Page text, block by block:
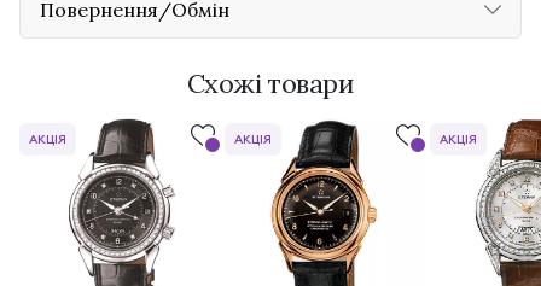
Повернення/Обмін
Схожі товари
АКЦІЯ АКЦІЯ АКЦІЯ